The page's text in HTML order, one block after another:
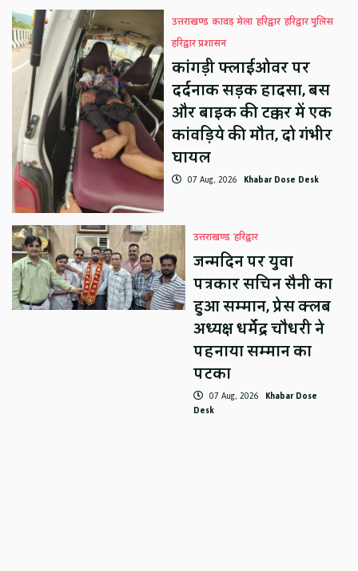
उत्तराखण्ड कावड़ मेला हरिद्वार हरिद्वार पुलिस
हरिद्वार प्रशासन
कांगड़ी फ्लाईओवर पर
दर्दनाक सड़क हादसा, बस
और बाइक की टक्कर में एक
कांवड़िये की मौत, दो गंभीर
घायल
07 Aug, 2026 Khabar Dose Desk
उत्तराखण्ड हरिद्वार
जन्मदिन पर युवा
पत्रकार सचिन सैनी का
हुआ सम्मान, प्रेस क्लब
अध्यक्ष धर्मेंद्र चौधरी ने
पहनाया सम्मान का
पटका
07 Aug, 2026 Khabar Dose
Desk